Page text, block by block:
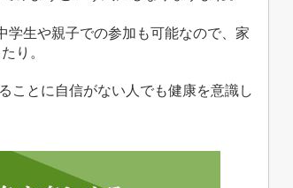
学生や親子での参加も可能なので、家
り。
ことに自信がない人でも健康を意識し